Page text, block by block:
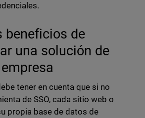
beneficios de
una solución de
tener en cuenta que si no
de SSO, cada sitio web o
propia base de datos de